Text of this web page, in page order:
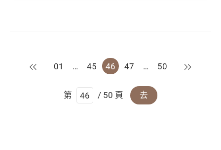
上一頁
01 … 45 46 47 … 50 下一頁
第 / 50 頁 去